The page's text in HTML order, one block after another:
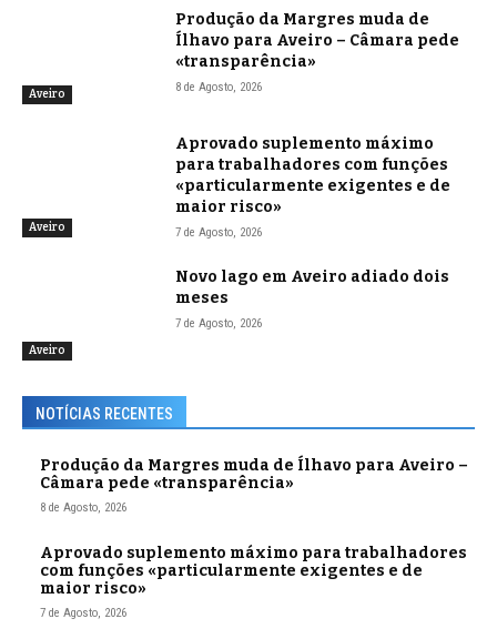
Aveiro
Produção da Margres muda de
Ílhavo para Aveiro – Câmara pede
«transparência»
8 de Agosto, 2026
Aveiro
Aprovado suplemento máximo
para trabalhadores com funções
«particularmente exigentes e de
maior risco»
7 de Agosto, 2026
Aveiro
Novo lago em Aveiro adiado dois
meses
7 de Agosto, 2026
NOTÍCIAS RECENTES
Produção da Margres muda de Ílhavo para Aveiro –
Câmara pede «transparência»
8 de Agosto, 2026
Aprovado suplemento máximo para trabalhadores
com funções «particularmente exigentes e de
maior risco»
7 de Agosto, 2026